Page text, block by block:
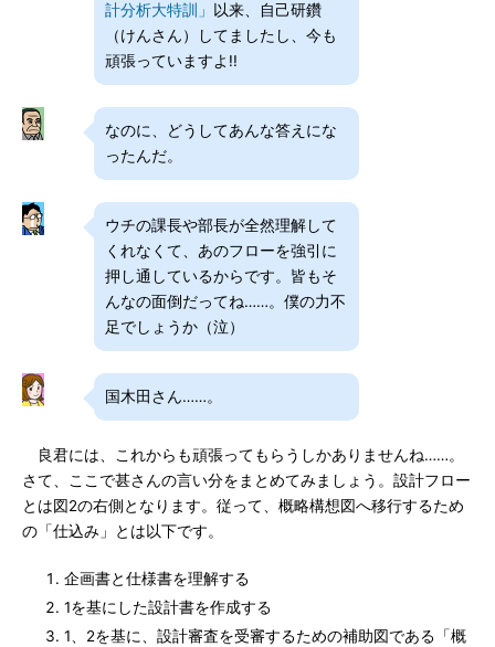
計分析大特訓」
以来、自己研鑽
（けんさん）してましたし、今も
頑張っていますよ!!
なのに、どうしてあんな答えにな
ったんだ。
ウチの課長や部長が全然理解して
くれなくて、あのフローを強引に
押し通しているからです。皆もそ
んなの面倒だってね……。僕の力不
足でしょうか（泣）
国木田さん……。
良君には、これからも頑張ってもらうしかありませんね……。
さて、ここで甚さんの言い分をまとめてみましょう。設計フロー
とは図2の右側となります。従って、概略構想図へ移行するため
の「仕込み」とは以下です。
企画書と仕様書を理解する
1を基にした設計書を作成する
1、2を基に、設計審査を受審するための補助図である「概